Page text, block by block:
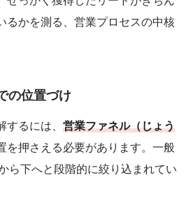
るかを測る、営業プロセスの中核
の位置づけ
するには、営業ファネル（じょう
を押さえる必要があります。一般
ら下へと段階的に絞り込まれてい